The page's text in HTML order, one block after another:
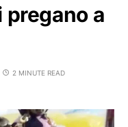
a
2 MINUTE READ